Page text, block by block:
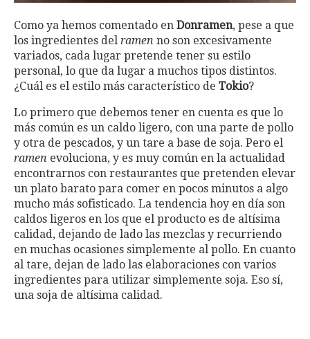
Como ya hemos comentado en Donramen, pese a que
los ingredientes del ramen no son excesivamente
variados, cada lugar pretende tener su estilo
personal, lo que da lugar a muchos tipos distintos.
¿Cuál es el estilo más característico de Tokio?
Lo primero que debemos tener en cuenta es que lo
más común es un caldo ligero, con una parte de pollo
y otra de pescados, y un tare a base de soja. Pero el
ramen evoluciona, y es muy común en la actualidad
encontrarnos con restaurantes que pretenden elevar
un plato barato para comer en pocos minutos a algo
mucho más sofisticado. La tendencia hoy en día son
caldos ligeros en los que el producto es de altísima
calidad, dejando de lado las mezclas y recurriendo
en muchas ocasiones simplemente al pollo. En cuanto
al tare, dejan de lado las elaboraciones con varios
ingredientes para utilizar simplemente soja. Eso sí,
una soja de altísima calidad.